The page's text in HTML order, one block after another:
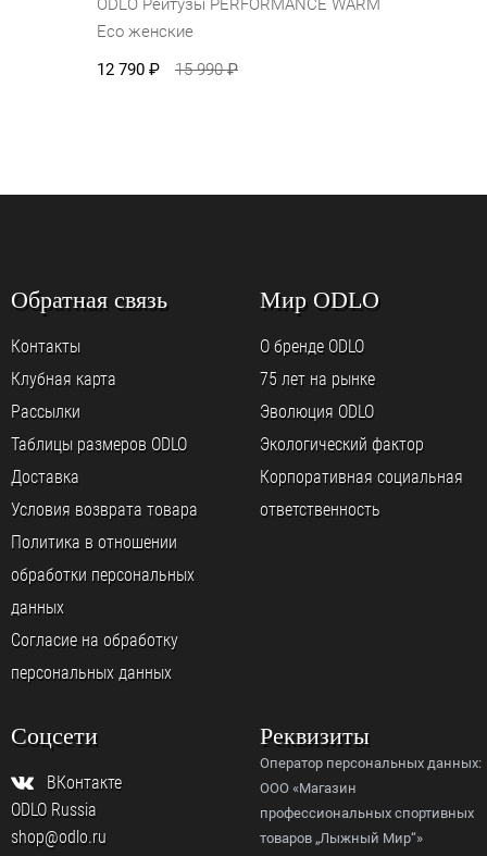
ODLO Рейтузы PERFORMANCE WARM
Eco женские
12 790 ₽ 15 990₽
Обратная связь
Контакты
Клубная карта
Рассылки
Таблицы размеров ODLO
Доставка
Условия возврата товара
Политика в отношении
обработки персональных
данных
Согласие на обработку
персональных данных
Мир ODLO
О бренде ODLO
75 лет на рынке
Эволюция ODLO
Экологический фактор
Корпоративная социальная
ответственность
Соцсети
ВКонтакте
ODLO Russia
shop@odlo.ru
Реквизиты
Оператор персональных данных:
ООО «Магазин
профессиональных спортивных
товаров „Лыжный Мир“»